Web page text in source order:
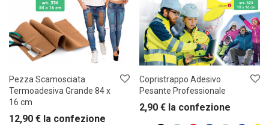
Pezza Scamosciata
Termoadesiva Grande 84 x
16 cm
12,90 € la confezione
Copristrappo Adesivo
Pesante Professionale
2,90 € la confezione